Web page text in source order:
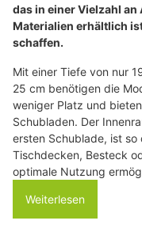
das in einer Vielzahl
Materialien erhältlich
schaffen.
Mit einer Tiefe von nur
25 cm benötigen die
weniger Platz und
Schubladen. Der
ersten Schublade, ist
Tischdecken, Besteck
optimale Nutzung
Weiterlesen